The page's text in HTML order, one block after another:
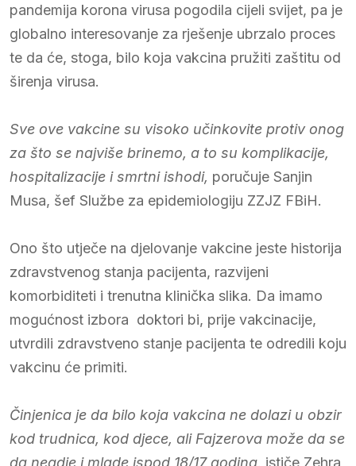
pandemija korona virusa pogodila cijeli svijet, pa je
globalno interesovanje za rješenje ubrzalo proces
te da će, stoga, bilo koja vakcina pružiti zaštitu od
širenja virusa.
Sve ove vakcine su visoko učinkovite protiv onog
za što se najviše brinemo, a to su komplikacije,
hospitalizacije i smrtni ishodi, poručuje Sanjin
Musa, šef Službe za epidemiologiju ZZJZ FBiH.
Ono što utječe na djelovanje vakcine jeste historija
zdravstvenog stanja pacijenta, razvijeni
komorbiditeti i trenutna klinička slika. Da imamo
mogućnost izbora doktori bi, prije vakcinacije,
utvrdili zdravstveno stanje pacijenta te odredili koju
vakcinu će primiti.
Činjenica je da bilo koja vakcina ne dolazi u obzir
kod trudnica, kod djece, ali Fajzerova može da se
da negdje i mlade ispod 18/17 godina, ističe Zehra